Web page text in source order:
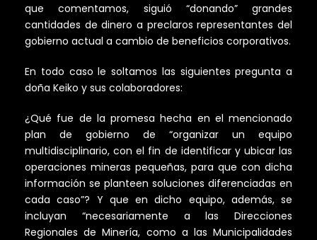
que comentamos, siguió “donando” grandes
cantidades de dinero a preclaros representantes del
gobierno actual a cambio de beneficios corporativos.
En todo caso le soltamos las siguientes pregunta a
doña Keiko y sus colaboradores:
¿Qué fue de la promesa hecha en el mencionado
plan de gobierno de “organizar un equipo
multidisciplinario, con el fin de identificar y ubicar las
operaciones mineras pequeñas, para que con dicha
información se planteen soluciones diferenciadas en
cada caso”? Y que en dicho equipo, además, se
incluyan “necesariamente a las Direcciones
Regionales de Minería, como a las Municipalidades